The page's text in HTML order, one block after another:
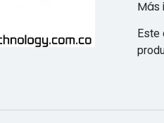
Este